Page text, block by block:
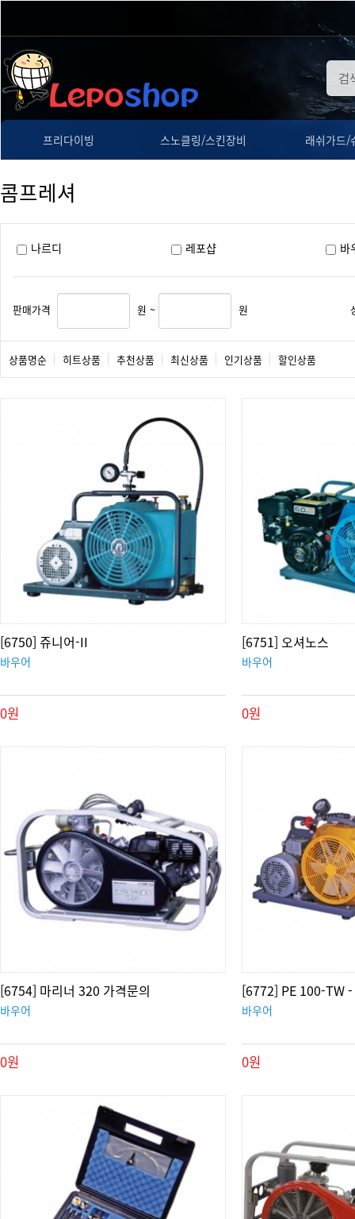
프리다이빙 스노클링/스킨장비 래쉬가드/
콤프레셔
나르디 레포샵 바
판매가격 원 ~ 원
상품명순 히트상품 추천상품 최신상품 인기상품 할인상품
[6750] 쥬니어-II
바우어
0원
[6751] 오셔노스
바우어
0원
[6754] 마리너 320 가격문의
바우어
0원
[6772] PE 100-TW
바우어
0원